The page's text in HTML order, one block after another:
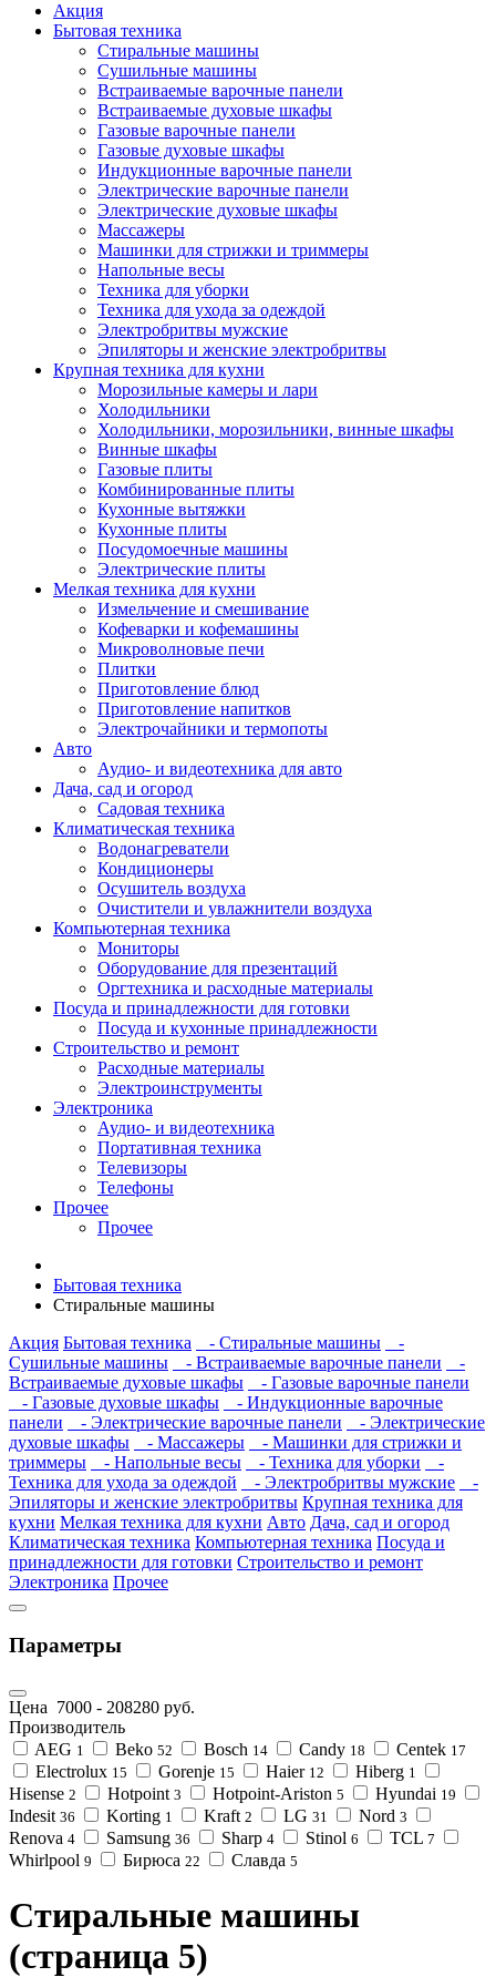
Акция
Бытовая техника
Стиральные машины
Сушильные машины
Встраиваемые варочные панели
Встраиваемые духовые шкафы
Газовые варочные панели
Газовые духовые шкафы
Индукционные варочные панели
Электрические варочные панели
Электрические духовые шкафы
Массажеры
Машинки для стрижки и триммеры
Напольные весы
Техника для уборки
Техника для ухода за одеждой
Электробритвы мужские
Эпиляторы и женские электробритвы
Крупная техника для кухни
Морозильные камеры и лари
Холодильники
Холодильники, морозильники, винные шкафы
Винные шкафы
Газовые плиты
Комбинированные плиты
Кухонные вытяжки
Кухонные плиты
Посудомоечные машины
Электрические плиты
Мелкая техника для кухни
Измельчение и смешивание
Кофеварки и кофемашины
Микроволновые печи
Плитки
Приготовление блюд
Приготовление напитков
Электрочайники и термопоты
Авто
Аудио- и видеотехника для авто
Дача, сад и огород
Садовая техника
Климатическая техника
Водонагреватели
Кондиционеры
Осушитель воздуха
Очистители и увлажнители воздуха
Компьютерная техника
Мониторы
Оборудование для презентаций
Оргтехника и расходные материалы
Посуда и принадлежности для готовки
Посуда и кухонные принадлежности
Строительство и ремонт
Расходные материалы
Электроинструменты
Электроника
Аудио- и видеотехника
Портативная техника
Телевизоры
Телефоны
Прочее
Прочее
Бытовая техника
Стиральные машины
Акция Бытовая техника - Стиральные машины
-
Сушильные машины
- Встраиваемые варочные панели
-
Встраиваемые духовые шкафы
- Газовые варочные панели
- Газовые духовые шкафы
- Индукционные варочные
панели
- Электрические варочные панели
- Электрические
духовые шкафы
- Массажеры
- Машинки для стрижки и
триммеры
- Напольные весы - Техника для уборки
-
Техника для ухода за одеждой
- Электробритвы мужские
-
Эпиляторы и женские электробритвы Крупная техника для
кухни Мелкая техника для кухни Авто Дача, сад и огород
Климатическая техника Компьютерная техника Посуда и
принадлежности для готовки Строительство и ремонт
Электроника Прочее
Параметры
Цена 7000 - 208280 руб.
Производитель
AEG 1 Beko 52 Bosch 14 Candy 18 Centek 17
Electrolux 15 Gorenje 15 Haier 12 Hiberg 1
Hisense 2 Hotpoint 3 Hotpoint-Ariston 5 Hyundai 19
Indesit 36 Korting 1 Kraft 2 LG 31 Nord 3
Renova 4 Samsung 36 Sharp 4 Stinol 6 TCL 7
Whirlpool 9 Бирюса 22 Славда 5
Стиральные машины
(страница 5)